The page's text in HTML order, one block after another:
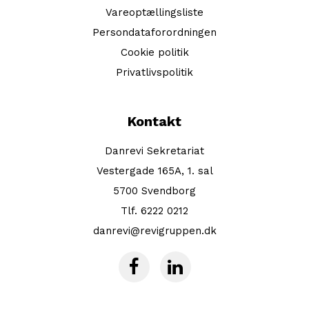
Vareoptællingsliste
Persondataforordningen
Cookie politik
Privatlivspolitik
Kontakt
Danrevi Sekretariat
Vestergade 165A, 1. sal
5700 Svendborg
Tlf. 6222 0212
danrevi@revigruppen.dk